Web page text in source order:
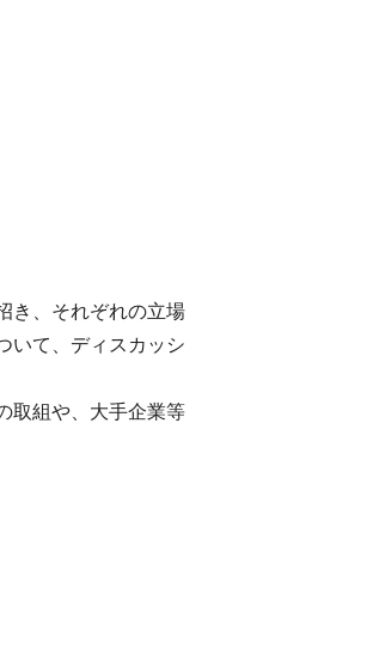
き、それぞれの立場
いて、ディスカッシ
取組や、大手企業等